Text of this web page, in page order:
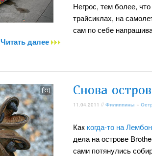
Негрос, тем более,
трайсиклах, на
сам по себе
Читать далее
Снова
11.04.2011 // Филиппины »
Как когда-то на
дела на острове
сами потянулись